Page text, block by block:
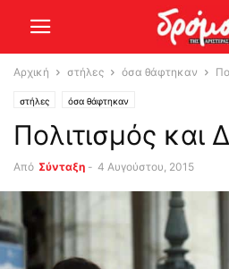
Αρχική στήλες όσα θάφτηκαν
στήλες όσα θάφτηκαν
Πολιτισμός και
Από Σύνταξη - 4 Αυγούστου, 2015